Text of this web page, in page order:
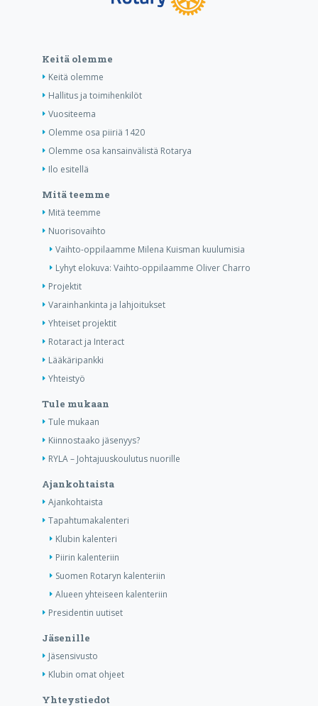
Keitä olemme
Keitä olemme
Hallitus ja toimihenkilöt
Vuositeema
Olemme osa piiriä 1420
Olemme osa kansainvälistä Rotarya
Ilo esitellä
Mitä teemme
Mitä teemme
Nuorisovaihto
Vaihto-oppilaamme Milena Kuisman kuulumisia
Lyhyt elokuva: Vaihto-oppilaamme Oliver Charro
Projektit
Varainhankinta ja lahjoitukset
Yhteiset projektit
Rotaract ja Interact
Lääkäripankki
Yhteistyö
Tule mukaan
Tule mukaan
Kiinnostaako jäsenyys?
RYLA – Johtajuuskoulutus nuorille
Ajankohtaista
Ajankohtaista
Tapahtumakalenteri
Klubin kalenteri
Piirin kalenteriin
Suomen Rotaryn kalenteriin
Alueen yhteiseen kalenteriin
Presidentin uutiset
Jäsenille
Jäsensivusto
Klubin omat ohjeet
Yhteystiedot